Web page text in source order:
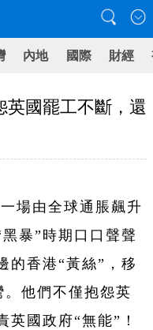
內地 國際 財經
英國罷工不斷，還
場由全球通脹飆升
暴”時期口口聲聲
的香港“黃絲”，移
他們不僅抱怨英
英國政府“無能”！